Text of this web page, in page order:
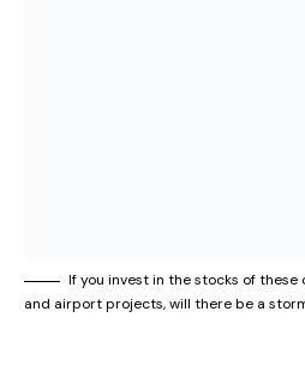
If you invest in the stocks of
and airport projects, will there be a